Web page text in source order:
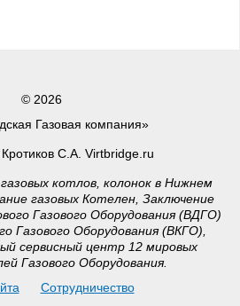
© 2026
Газовая компания»
С.А. Virtbridge.ru
котлов, колонок в Нижнем
газовых Котелен, Заключение
Газового Оборудования (ВДГО)
Газового Оборудования (ВКГО),
сервисный центр 12 мировых
Газового Оборудования.
Сотрудничество